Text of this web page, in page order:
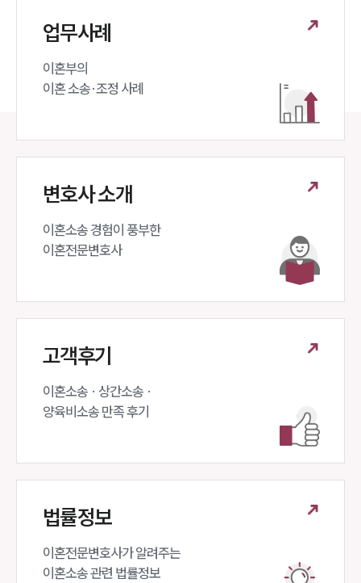
업무사례
이혼부의
이혼 소송·조정 사례
변호사 소개
이혼소송 경험이 풍부한
이혼전문변호사
고객후기
이혼소송 · 상간소송 ·
양육비소송 만족 후기
법률정보
이혼전문변호사가 알려주는
이혼소송 관련 법률정보